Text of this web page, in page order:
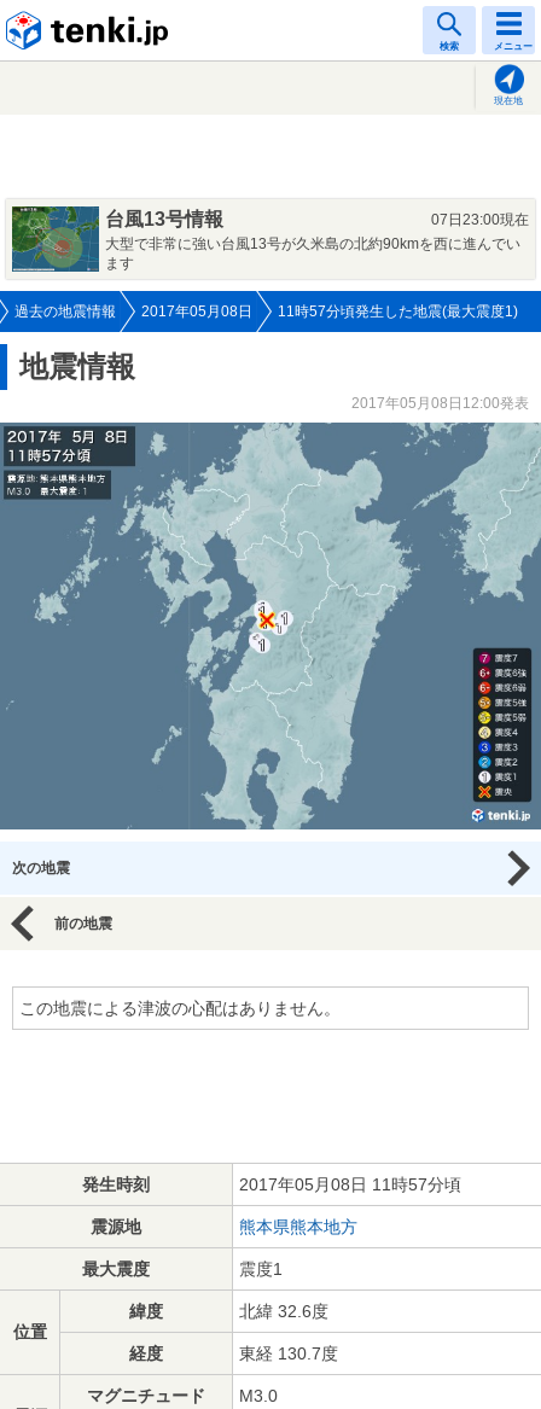
検索 メニュー
現在地
台風13号情報
07日23:00現在
大型で非常に強い台風13号が久米島の北約90kmを西に進んでい
ます
過去の地震情報 2017年05月08日 11時57分頃発生した地震(最大震度1)
地震情報
2017年05月08日12:00発表
次の地震
前の地震
この地震による津波の心配はありません。
発生時刻 2017年05月08日 11時57分頃
震源地 熊本県熊本地方
最大震度 震度1
位置
緯度 北緯 32.6度
経度 東経 130.7度
マグニチュード M3.0